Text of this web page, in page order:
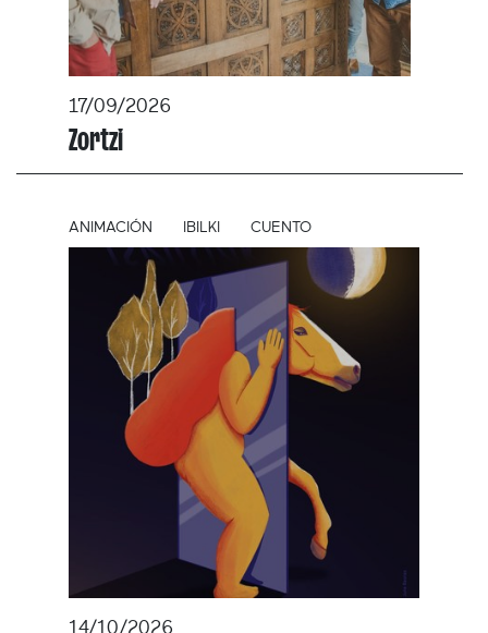
17/09/2026
Zortzi
ANIMACIÓN IBILKI CUENTO
14/10/2026